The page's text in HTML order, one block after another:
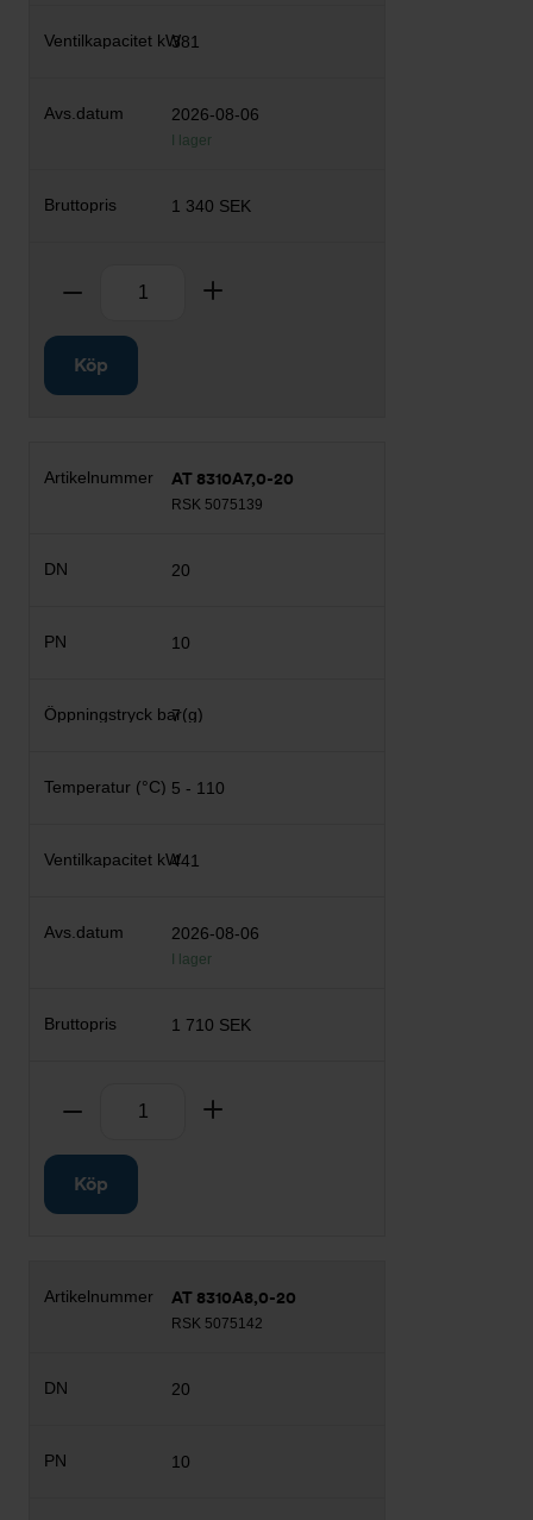
381
2026-08-06
I lager
1 340 SEK
Ta bort
Köp
AT 8310A7,0-20
RSK 5075139
20
10
7
5 - 110
441
2026-08-06
I lager
1 710 SEK
Ta bort
Köp
AT 8310A8,0-20
RSK 5075142
20
10